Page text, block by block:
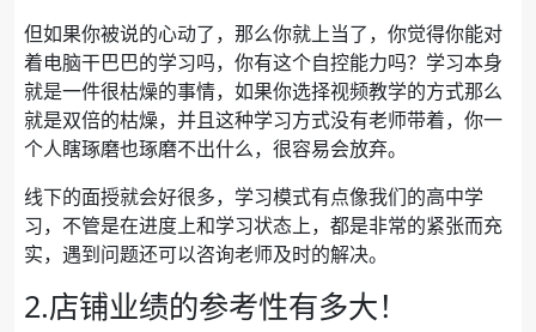
但如果你被说的心动了，那么你就上当了，你觉得你能对
着电脑干巴巴的学习吗，你有这个自控能力吗？学习本身
就是一件很枯燥的事情，如果你选择视频教学的方式那么
就是双倍的枯燥，并且这种学习方式没有老师带着，你一
个人瞎琢磨也琢磨不出什么，很容易会放弃。
线下的面授就会好很多，学习模式有点像我们的高中学
习，不管是在进度上和学习状态上，都是非常的紧张而充
实，遇到问题还可以咨询老师及时的解决。
2.店铺业绩的参考性有多大！